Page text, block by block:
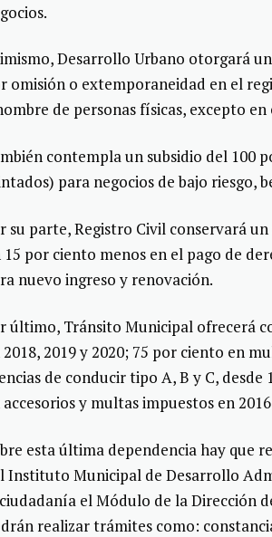
Desarrollo Urbano otorgará
omisión o extemporaneidad en el
de personas físicas, excepto
contempla un subsidio del 100
para negocios de bajo riesgo,
su parte, Registro Civil conservará
15 por ciento menos en el pago de
nuevo ingreso y renovación.
último, Tránsito Municipal ofrecerá
2018, 2019 y 2020; 75 por ciento en
de conducir tipo A, B y C, desde
accesorios y multas impuestos en 2016
esta última dependencia hay que
Instituto Municipal de Desarrollo
el Módulo de la Dirección
realizar trámites como: